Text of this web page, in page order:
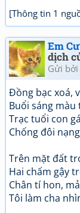
[Thông tin 1
Em
dịch
Gửi bởi
Đồng bạc xoá,
Buổi sáng
Trạc tuổi con
Chống đôi
Trên mặt đất
Hai chấm gậy
Chân tí hon,
Tôi làm cha